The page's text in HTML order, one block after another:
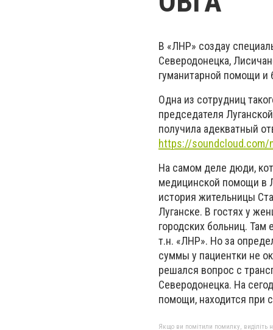
В «ЛНР» создаy
Северодонецка,
гуманитарной помощи и
Одна из сотрудниц
председателя
получила адекватный
https://soundcloud.com/
На самом деле дюди,
медицинской помощи в
история жительницы
Луганске. В гостях у
городских больниц. Там
т.н. «ЛНР». Но за
суммы у пациентки не
решался вопрос с
Северодонецка. На
помощи, находится при
Якщо ви помітили помилку, виділіть